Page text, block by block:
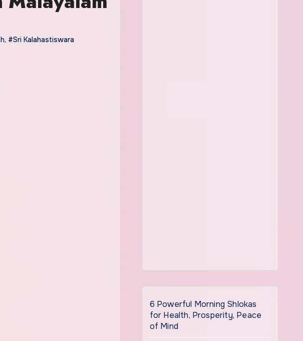
, #Sri Kalahastiswara
6 Powerful Morning Shlokas
for Health, Prosperity, Peace
of Mind